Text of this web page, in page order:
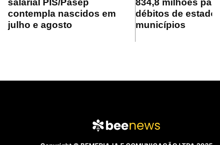
salarial PIS/Pasep
contempla nascidos em
julho e agosto
834,8 milhões
débitos de
municípios